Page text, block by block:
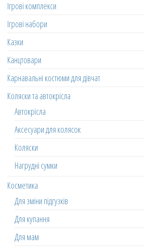
Ігрові комплекси
Ігрові набори
Казки
Канцтовари
Карнавальні костюми для дівчат
Коляски та автокрісла
Автокрісла
Аксесуари для колясок
Коляски
Нагрудні сумки
Косметика
Для зміни підгузків
Для купання
Для мам